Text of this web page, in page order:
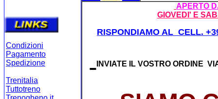
Condizioni
Pagamento
Spedizione
Trenitalia
Tuttotreno
APERTO
GIOVEDI' E
RISPONDIAMO AL CELL.
INVIATE IL VOSTRO ORDINE